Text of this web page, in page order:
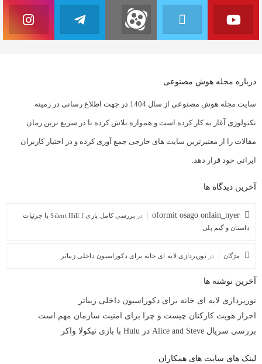
درباره مجله هوش مصنوعی
سایت مجله هوش مصنوعی از سال 1404 در جهت اطلاع رسانی در زمینه
تکنولوژی آغاز به کار کرده است و همواره تلاش کرده تا در سریع ترین زمان
مقالات را از معتبرترین سایت های خارجی جمع آوری کرده و در اختیار کاربران
ایرانی خود قرار دهد.
آخرین دیدگاه ها
oformit osago onlain_nyer در
بررسی کامل بازی Silent Hill f با جزئیات
داستان و گیم پلی
مژگان در نورپردازی لایه ای خانه برای دکوراسیون داخلی زیباتر
آخرین نوشته ها
نورپردازی لایه ای خانه برای دکوراسیون داخلی زیباتر
احراز هویت کارکنان چیست و چرا برای امنیت سازمان مهم است
بررسی سریال Alice and Steve در Hulu با بازی نیکولا واکر
لینک های سایت های همکاران